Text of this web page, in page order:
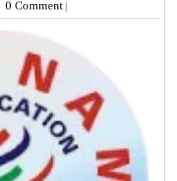
0 Comment |